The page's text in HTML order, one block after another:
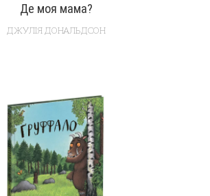
Де моя мама?
ДЖУЛІЯ ДОНАЛЬДСОН